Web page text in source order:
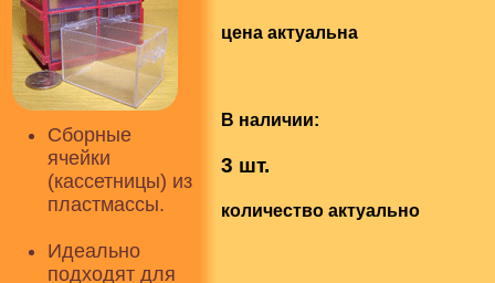
Сборные
ячейки
(кассетницы) из
пластмассы.
Идеально
подходят для
цена актуальна
В наличии:
3 шт.
количество актуально